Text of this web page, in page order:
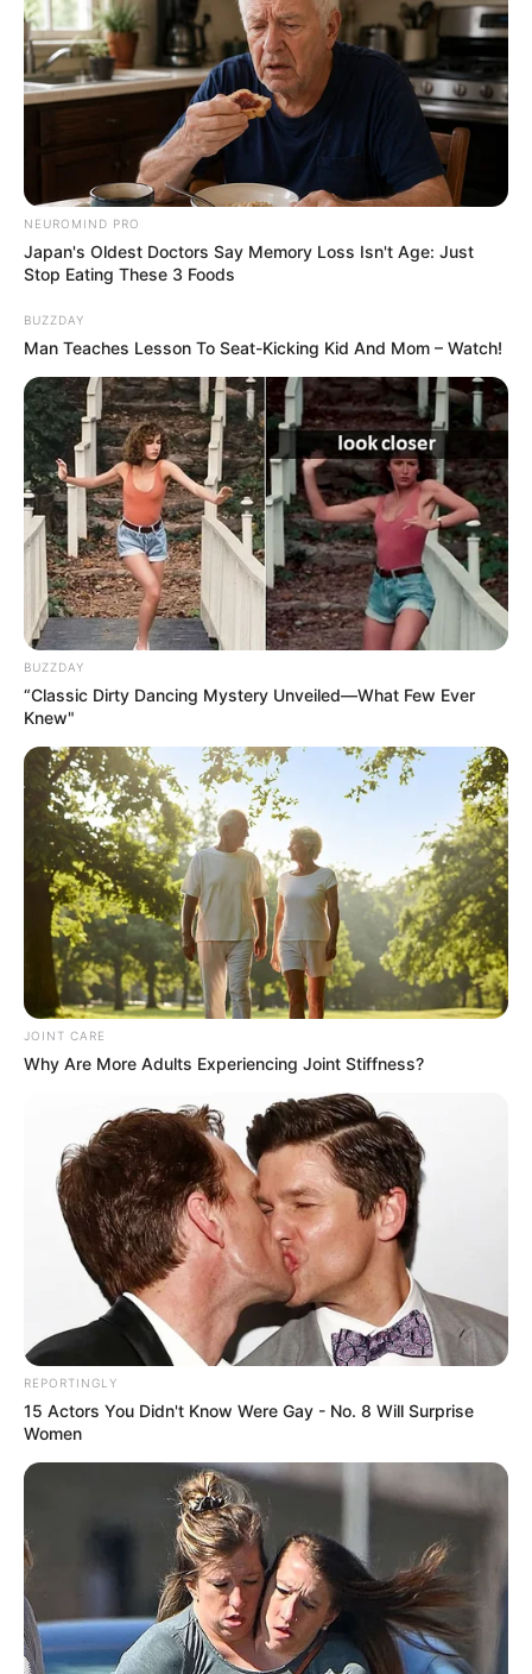
Απέτυχαν οι Παγκοσμιοποιητές να εγκαθιδρύσουν
Παγκόσμια Υγειονομική Δικτατορία…. Για μια ακόμα
χρονιά δεν κατάφεραν να περάσουν μια υγειονομική
δικτατορία στους ανθρώπους… Και κάτι μας λέει ότι δεν
θα το καταφέρουν ποτέ!!!
Δημήτριος Γάκης: ΤΕΛΕΙΩΣΕ Η ΣΥΝΟΔΟΣ ΤΗΣ
ΠΟΥ. Απέτυχαν οι Παγκοσμιοποιητές να
εγκαθιδρύσουν Παγκόσμια Υγειονομική
Δικτατορία.
-Ες αύριον τα σπουδαία , λοιπόν (στην σύνοδο του
2027)
NEUROMIND PRO
Japan's Oldest Doctors Say Memory Loss Isn't Age: Just
Stop Eating These 3 Foods
BUZZDAY
Man Teaches Lesson To Seat-Kicking Kid And Mom – Watch!
BUZZDAY
“Classic Dirty Dancing Mystery Unveiled—What Few Ever
Knew"
JOINT CARE
Why Are More Adults Experiencing Joint Stiffness?
REPORTINGLY
15 Actors You Didn't Know Were Gay - No. 8 Will Surprise
Women